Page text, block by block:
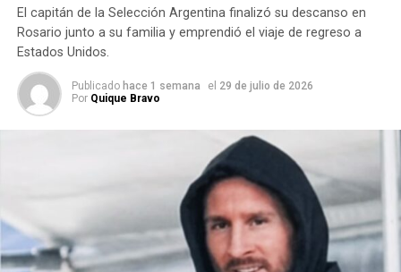
El desafío será importante, ya queColón atraviesa un
momento irregular desde lo futbolístico
y necesita
sumar puntos para escalar posiciones en la tabla.
La llegada de Delfino apunta a ordenar al equipo en la
recta final de la temporada y mantener vigente el objetivo
Paolo Goltz se suma como ayudante
de campo
El capitán de la Selección Argentina finalizó su descanso en
Rosario junto a su familia y emprendió el viaje de regreso a
Estados Unidos.
Publicado hace 1 semana el 29 de julio de 2026
Por Quique Bravo